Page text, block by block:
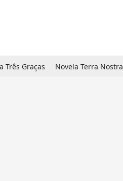
Três Graças Novela Terra Nostra